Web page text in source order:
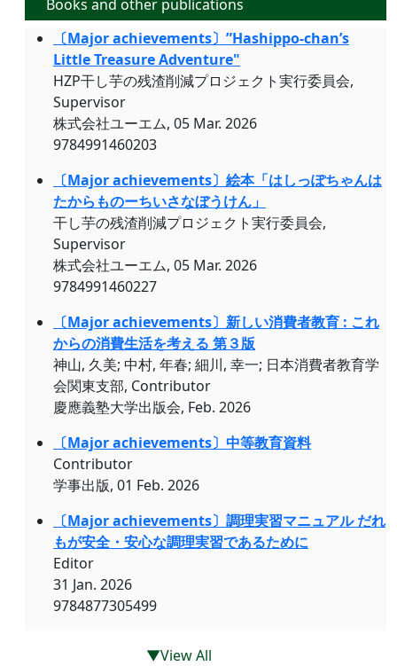
Books and other publications
〔Major achievements〕”Hashippo-chan’s
Little Treasure Adventure"
HZP干し芋の残渣削減プロジェクト実行委員会,
Supervisor
株式会社ユーエム, 05 Mar. 2026
9784991460203
〔Major achievements〕絵本「はしっぽちゃんは
たからものーちいさなぼうけん」
干し芋の残渣削減プロジェクト実行委員会,
Supervisor
株式会社ユーエム, 05 Mar. 2026
9784991460227
〔Major achievements〕新しい消費者教育 : これ
からの消費生活を考える 第３版
神山, 久美; 中村, 年春; 細川, 幸一; 日本消費者教育学
会関東支部, Contributor
慶應義塾大学出版会, Feb. 2026
〔Major achievements〕中等教育資料
Contributor
学事出版, 01 Feb. 2026
〔Major achievements〕調理実習マニュアル だれ
もが安全・安心な調理実習であるために
Editor
31 Jan. 2026
9784877305499
▼View All